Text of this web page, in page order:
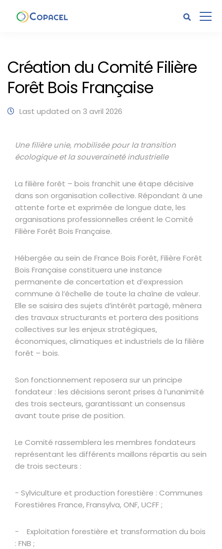
Création du Comité Filière
Forêt Bois Française
Last updated on 3 avril 2026
Une filière unie, mobilisée pour la transition
écologique et la souveraineté industrielle
La filière forêt – bois franchit une étape décisive
dans son organisation collective. Répondant à une
attente forte et exprimée de longue date, les
organisations professionnelles créent le Comité
Filière Forêt Bois Française.
Hébergée au sein de France Bois Forêt, Filière Forêt
Bois Française constituera une instance
permanente de concertation et d’expression
commune à l’échelle de toute la chaîne de valeur.
Elle se saisira des sujets d’intérêt partagé, mènera
des travaux structurants et portera des positions
collectives sur les enjeux stratégiques,
économiques, climatiques et industriels de la filière
forêt – bois.
Son fonctionnement reposera sur un principe
fondateur : les décisions seront prises à l’unanimité
des trois secteurs, garantissant un consensus
avant toute prise de position.
Le Comité rassemblera les membres fondateurs
représentant les différents maillons répartis au sein
de trois secteurs :
− Sylviculture et production forestière : Communes
Forestières France, Fransylva, ONF, UCFF ;
− Exploitation forestière et transformation du bois
: FNB ;